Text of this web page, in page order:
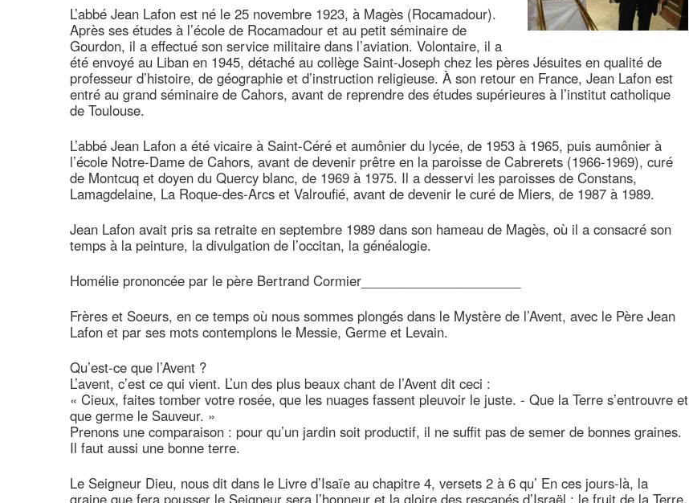
L’abbé Jean Lafon est né le 25 novembre 1923, à Magès (Rocamadour).
Après ses études à l’école de Rocamadour et au petit séminaire de
Gourdon, il a effectué son service militaire dans l’aviation. Volontaire, il a
été envoyé au Liban en 1945, détaché au collège Saint-Joseph chez les pères Jésuites en qualité de
professeur d’histoire, de géographie et d’instruction religieuse. À son retour en France, Jean Lafon est
entré au grand séminaire de Cahors, avant de reprendre des études supérieures à l’institut catholique
de Toulouse.
L’abbé Jean Lafon a été vicaire à Saint-Céré et aumônier du lycée, de 1953 à 1965, puis aumônier à
l’école Notre-Dame de Cahors, avant de devenir prêtre en la paroisse de Cabrerets (1966-1969), curé
de Montcuq et doyen du Quercy blanc, de 1969 à 1975. Il a desservi les paroisses de Constans,
Lamagdelaine, La Roque-des-Arcs et Valroufié, avant de devenir le curé de Miers, de 1987 à 1989.
Jean Lafon avait pris sa retraite en septembre 1989 dans son hameau de Magès, où il a consacré son
temps à la peinture, la divulgation de l’occitan, la généalogie.
Homélie prononcée par le père Bertrand Cormier______________________
Frères et Soeurs, en ce temps où nous sommes plongés dans le Mystère de l’Avent, avec le Père Jean
Lafon et par ses mots contemplons le Messie, Germe et Levain.
Qu’est-ce que l’Avent ?
L’avent, c’est ce qui vient. L’un des plus beaux chant de l’Avent dit ceci :
« Cieux, faites tomber votre rosée, que les nuages fassent pleuvoir le juste. - Que la Terre s’entrouvre et
que germe le Sauveur. »
Prenons une comparaison : pour qu’un jardin soit productif, il ne suffit pas de semer de bonnes graines.
Il faut aussi une bonne terre.
Le Seigneur Dieu, nous dit dans le Livre d’Isaïe au chapitre 4, versets 2 à 6 qu’ En ces jours-là, la
graine que fera pousser le Seigneur sera l’honneur et la gloire des rescapés d’Israël ; le fruit de la Terre